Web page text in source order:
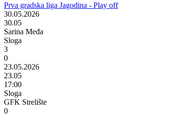
Prva gradska liga Jagodina - Play off
30.05.2026
30.05
Sarina Međa
Sloga
3
0
23.05.2026
23.05
17:00
Sloga
GFK Strelište
0